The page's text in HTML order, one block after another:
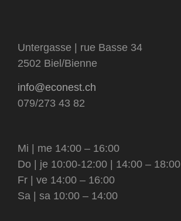
Untergasse | rue Basse 34
2502 Biel/Bienne
info@econest.ch
079/273 43 82
Mi | me 14:00 – 16:00
Do | je 10:00-12:00 | 14:00 – 18:00
Fr | ve 14:00 – 16:00
Sa | sa 10:00 – 14:00